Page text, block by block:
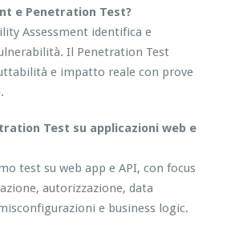
e Penetration Test?
Assessment identifica e
Il Penetration Test
e impatto reale con prove
Test su applicazioni web e
test su web app e API, con focus
autorizzazione, data
e business logic.